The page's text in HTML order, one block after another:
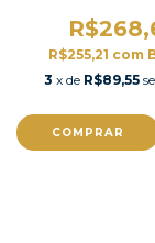
R$255,21 com
3 x de R$89,55
COMPRAR